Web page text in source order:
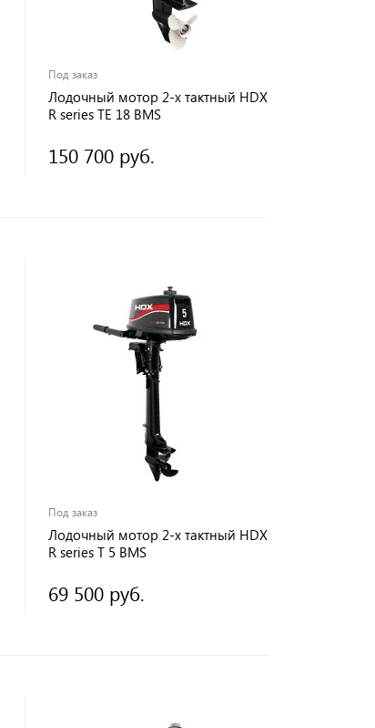
Под заказ
Лодочный мотор 2-х тактный HDX
R series TE 18 BMS
150 700 руб.
Под заказ
Лодочный мотор 2-х тактный HDX
R series T 5 BMS
69 500 руб.